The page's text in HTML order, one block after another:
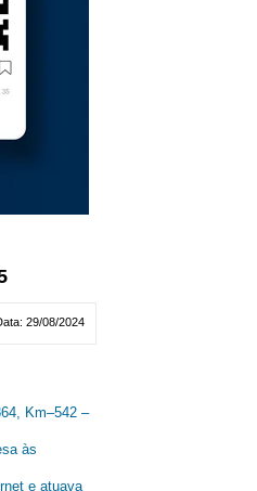
29/08/2024
Km–542 –
às
e atuava